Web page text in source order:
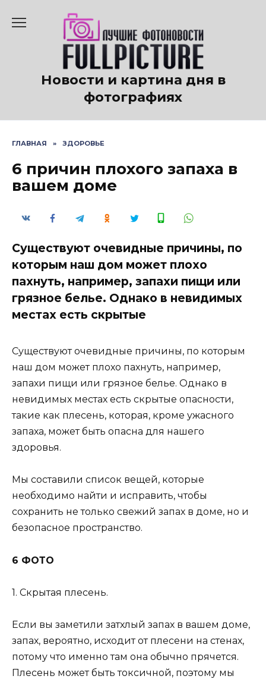
содержанию
Новости и картина дня в
фотографиях
ГЛАВНАЯ » ЗДОРОВЬЕ
6 причин плохого запаха в
вашем доме
Существуют очевидные причины, по
которым наш дом может плохо
пахнуть, например, запахи пищи или
грязное белье. Однако в невидимых
местах есть скрытые
Существуют очевидные причины, по которым
наш дом может плохо пахнуть, например,
запахи пищи или грязное белье. Однако в
невидимых местах есть скрытые опасности,
такие как плесень, которая, кроме ужасного
запаха, может быть опасна для нашего
здоровья.
Мы составили список вещей, которые
необходимо найти и исправить, чтобы
сохранить не только свежий запах в доме, но и
безопасное пространство.
6 ФОТО
1. Скрытая плесень.
Если вы заметили затхлый запах в вашем доме,
запах, вероятно, исходит от плесени на стенах,
потому что именно там она обычно прячется.
Плесень может быть токсичной, поэтому мы